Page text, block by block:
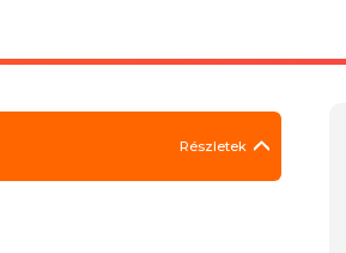
Részletek